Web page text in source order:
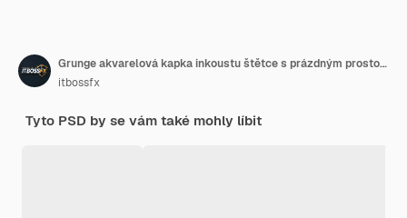
Grunge akvarelová kapka inkoustu štětce s prázdným prostorem
itbossfx
Tyto PSD by se vám také mohly líbit